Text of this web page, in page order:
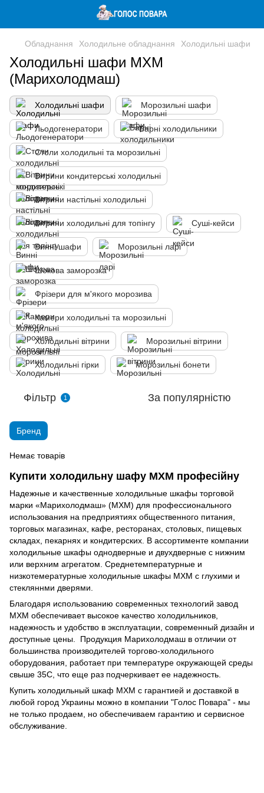
Обладнання Холодильне обладнання Холодильні шафи
Холодильні шафи МХМ
(Марихолодмаш)
Холодильні шафи Морозильні шафи
Льодогенератори Барні холодильники
Столи холодильні та морозильні
Вітрини кондитерські холодильні
Вітрини настільні холодильні
Вітрини холодильні для топінгу Суші-кейси
Винні шафи Морозильні ларі
Шокова заморозка
Фрізери для м'якого морозива
Камери холодильні та морозильні
Холодильні вітрини Морозильні вітрини
Холодильні гірки Морозильні бонети
Фільтр 1 За популярністю
Бренд
Немає товарів
Купити холодильну шафу МХМ професійну
Надежные и качественные холодильные шкафы торговой
марки «Марихолодмаш» (МХМ) для профессионального
использования на предприятиях общественного питания,
торговых магазинах, кафе, ресторанах, столовых, пищевых
складах, пекарнях и кондитерских. В ассортименте компании
холодильные шкафы однодверные и двухдверные с нижним
или верхним агрегатом. Среднетемпературные и
низкотемературные холодильные шкафы МХМ с глухими и
стекляннми дверями.
Благодаря использованию современных технологий завод
МХМ обеспечивает высокое качество холодильников,
надежность и удобство в эксплуатации, современный дизайн и
доступные цены. Продукция Марихолодмаш в отличии от
большинства производителей торгово-холодильного
оборудования, работает при температуре окружающей среды
свыше 35С, что еще раз подчеркивает ее надежность.
Купить холодильный шкаф МХМ с гарантией и доставкой в
любой город Украины можно в компании "Голос Повара" - мы
не только продаем, но обеспечиваем гарантию и сервисное
обслуживание.